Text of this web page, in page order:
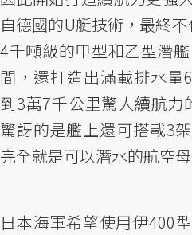
自德國的U艇技術，最終
4千噸級的甲型和乙型潛
間，還打造出滿載排水量
到3萬7千公里驚人續航力
驚訝的是艦上還可搭載3
完全就是可以潛水的航空母
日本海軍希望使用伊400